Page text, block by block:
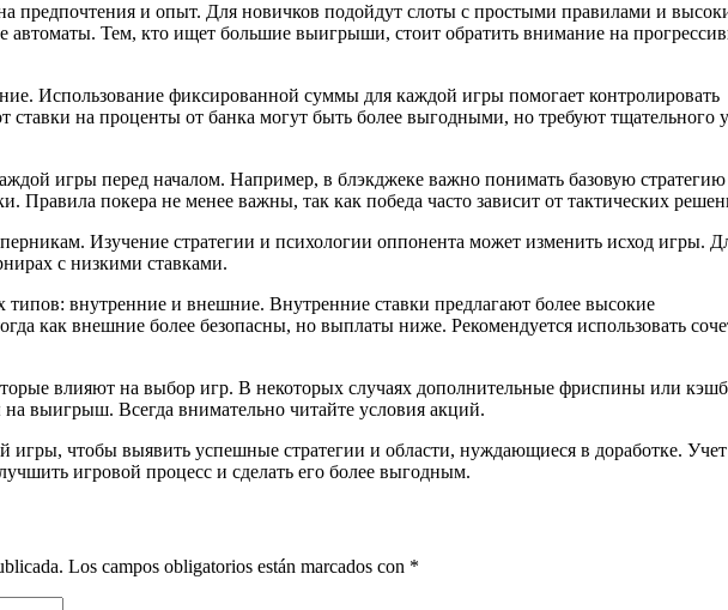
предпочтения и опыт. Для новичков подойдут слоты с простыми правилами и
автоматы. Тем, кто ищет большие выигрыши, стоит обратить внимание на
Использование фиксированной суммы для каждой игры помогает контролировать
ставки на проценты от банка могут быть более выгодными, но требуют тщательного
игры перед началом. Например, в блэкджеке важно понимать базовую
Правила покера не менее важны, так как победа часто зависит от тактических
Изучение стратегии и психологии оппонента может изменить исход игры.
с низкими ставками.
типов: внутренние и внешние. Внутренние ставки предлагают более высокие
как внешние более безопасны, но выплаты ниже. Рекомендуется использовать
влияют на выбор игр. В некоторых случаях дополнительные фриспины или
выигрыш. Всегда внимательно читайте условия акций.
игры, чтобы выявить успешные стратегии и области, нуждающиеся в доработке. Учет
игровой процесс и сделать его более выгодным.
Los campos obligatorios están marcados con *